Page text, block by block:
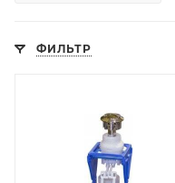
ФИЛЬТР